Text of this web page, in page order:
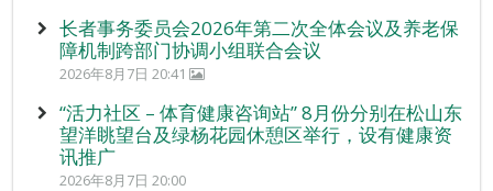
长者事务委员会2026年第二次全体会议及养老保
障机制跨部门协调小组联合会议
2026年8月7日 20:41
“活力社区 – 体育健康咨询站” 8月份分别在松山东
望洋眺望台及绿杨花园休憩区举行，设有健康资
讯推广
2026年8月7日 20:00